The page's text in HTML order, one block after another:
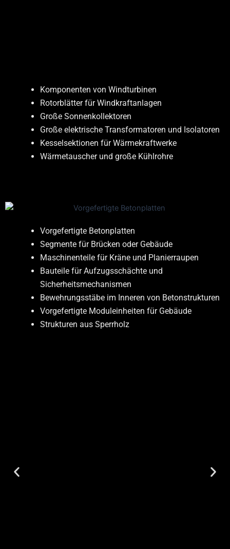
Komponenten von Windturbinen
Rotorblätter für Windkraftanlagen
Große Sonnenkollektoren
Große elektrische Transformatoren und Isolatoren
Kesselsektionen für Wärmekraftwerke
Wärmetauscher und große Kühlrohre
Vorgefertigte Betonplatten
Segmente für Brücken oder Gebäude
Maschinenteile für Kräne und Planierraupen
Bauteile für Aufzugsschächte und
Sicherheitsmechanismen
Bewehrungsstäbe im Inneren von Betonstrukturen
Vorgefertigte Moduleinheiten für Gebäude
Strukturen aus Sperrholz